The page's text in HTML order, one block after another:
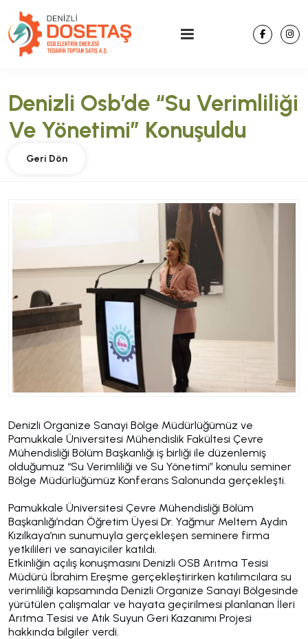
Denizli Osb’de “Su Verimliliği
Ve Yönetimi” Konuşuldu
Geri Dön
Denizli Organize Sanayi Bölge Müdürlüğümüz ve
Pamukkale Üniversitesi Mühendislik Fakültesi Çevre
Mühendisliği Bölüm Başkanlığı iş birliği ile düzenlemiş
olduğumuz “Su Verimliliği ve Su Yönetimi” konulu seminer
Bölge Müdürlüğümüz Konferans Salonunda gerçekleşti.
Pamukkale Üniversitesi Çevre Mühendisliği Bölüm
Başkanlığı’ndan Öğretim Üyesi Dr. Yağmur Meltem Aydın
Kızılkaya’nın sunumuyla gerçekleşen seminere firma
yetkilileri ve sanayiciler katıldı.
Etkinliğin açılış konuşmasını Denizli OSB Arıtma Tesisi
Müdürü İbrahim Ereşme gerçekleştirirken katılımcılara su
verimliliği kapsamında Denizli Organize Sanayi Bölgesinde
yürütülen çalışmalar ve hayata geçirilmesi planlanan İleri
Arıtma Tesisi ve Atık Suyun Geri Kazanımı Projesi
hakkında bilgiler verdi.